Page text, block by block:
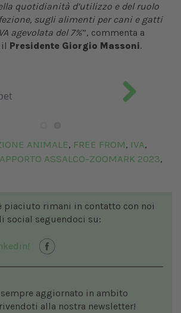
quotidianità d’utilizzo e del ruolo
sugli alimenti per cani e gatti
agevolata del 7%”, commenta a
Presidente Giorgio Massoni.
ANIMALE, FREE FROM, IVA,
ASSALCO-ZOOMARK 2023,
piaciuto rimani in contatto con noi
social seguendoci su:
aggiornato in ambito
alla nostra newsletter!